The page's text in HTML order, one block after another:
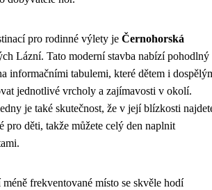
pro rodinné výlety je Černohorská
Lázní. Tato moderní stavba nabízí pohodlný
informačními tabulemi, které dětem i
jednotlivé vrcholy a zajímavosti v okolí.
je také skutečnost, že v její blízkosti
pro děti, takže můžete celý den naplnit
frekventované místo se skvěle hodí